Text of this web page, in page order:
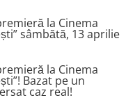
la Cinema
sâmbătă, 13 aprilie
la Cinema
Bazat pe un
caz real!